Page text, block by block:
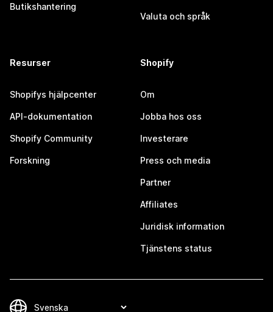
Butikshantering
Valuta och språk
Resurser
Shopifys hjälpcenter
API-dokumentation
Shopify Community
Forskning
Shopify
Om
Jobba hos oss
Investerare
Press och media
Partner
Affiliates
Juridisk information
Tjänstens status